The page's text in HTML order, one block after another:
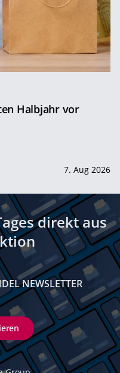
Halbjahr vor
7. Aug 2026
direkt aus
NEWSLETTER